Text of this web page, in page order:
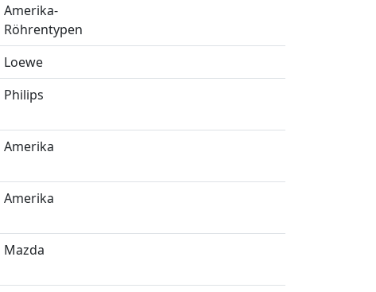
Amerika-
Röhrentypen
Loewe
Philips
Amerika
Amerika
Mazda